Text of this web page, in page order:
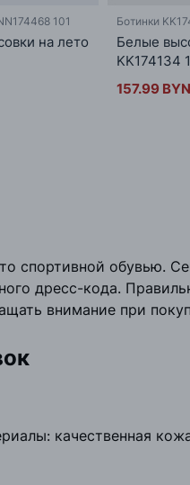
101
на лето
Ботинки
Белые
KK174134
157.99 BYN
обувью.
дресс-кода.
внимание при
качественная